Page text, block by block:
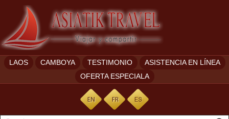
LAOS CAMBOYA TESTIMONIO
ASISTENCIA EN LÍNEA
OFERTA ESPECIALA